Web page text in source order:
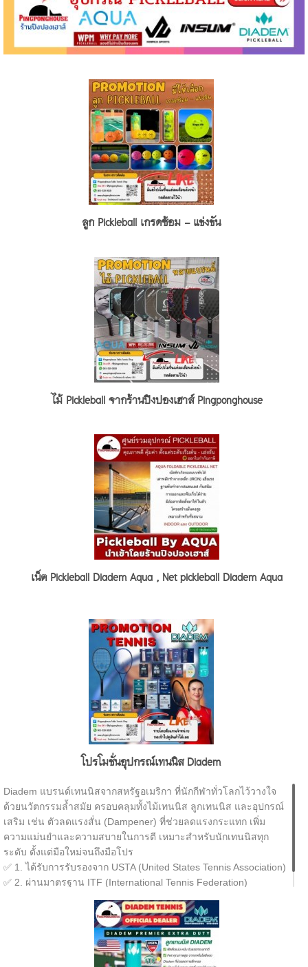
ลูก Pickleball เกรดซ้อม - แข่งขัน
ไม้ Pickleball จากร้านปิงปองเฮาส์ Pingponghouse
เน็ต Pickleball Diadem Aqua , Net pickleball Diadem Aqua
โปรโมชั่นอุปกรณ์เทนนิส Diadem
Diadem แบรนด์เทนนิสจากสหรัฐอเมริกา ที่นักกีฬาทั่วโลกไว้วางใจ
ด้วยนวัตกรรมล้ำสมัย ครอบคลุมทั้งไม้เทนนิส ลูกเทนนิส และอุปกรณ์
เสริม เช่น ตัวลดแรงสั่น (Dampener) ที่ช่วยลดแรงกระแทก เพิ่ม
ความแม่นยำและความสบายในการตี เหมาะสำหรับนักเทนนิสทุก
ระดับ ตั้งแต่มือใหม่จนถึงมือโปร
✅ 1. ได้รับการรับรองจาก USTA (United States Tennis Association)
✅ 2. ผ่านมาตรฐาน ITF (International Tennis Federation)